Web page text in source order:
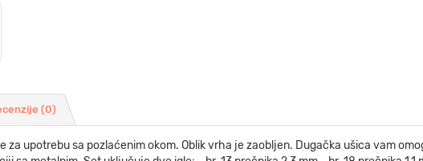
(0)
za upotrebu sa pozlaćenim okom. Oblik vrha je zaobljen. Dugačka ušica vam